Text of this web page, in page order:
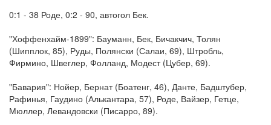
0:1 - 38 Роде, 0:2 - 90, автогол Бек.
"Хоффенхайм-1899": Бауманн, Бек, Бичакчич, Толян
(Шипплок, 85), Руды, Полянски (Салаи, 69), Штробль,
Фирмино, Швеглер, Фолланд, Модест (Цубер, 69).
"Бавария": Нойер, Бернат (Боатенг, 46), Данте, Бадштубер,
Рафинья, Гаудино (Алькантара, 57), Роде, Вайзер, Гетце,
Мюллер, Левандовски (Писарро, 89).